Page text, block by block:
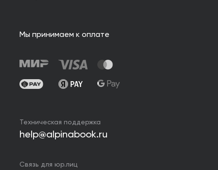
Мы принимаем к оплате
Техническая поддержка
help@alpinabook.ru
Связь для юр.лиц